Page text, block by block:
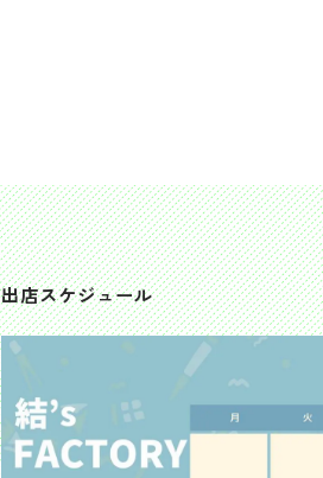
出店スケジュール